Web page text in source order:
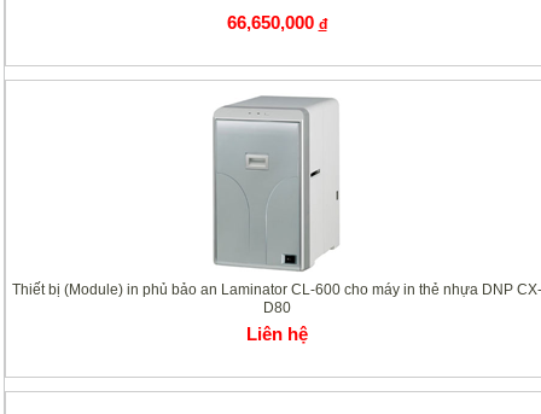
66,650,000 đ
Thiết bị (Module) in phủ bảo an Laminator CL-600 cho máy in thẻ nhựa DNP CX-
D80
Liên hệ